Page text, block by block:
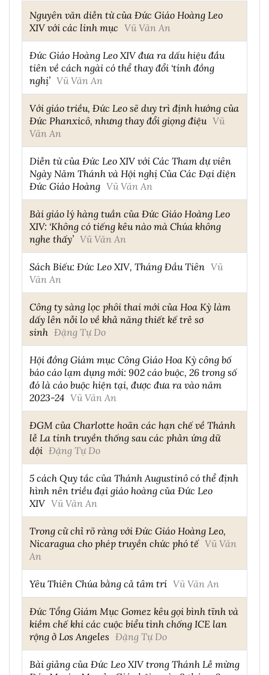
Nguyên văn diễn từ của Đức Giáo Hoàng Leo
XIV với các linh mục Vũ Văn An
Đức Giáo Hoàng Leo XIV đưa ra dấu hiệu đầu
tiên về cách ngài có thể thay đổi ‘tính đồng
nghị’ Vũ Văn An
Với giáo triều, Đức Leo sẽ duy trì định hướng của
Đức Phanxicô, nhưng thay đổi giọng điệu Vũ
Văn An
Diễn từ của Đức Leo XIV với Các Tham dự viên
Ngày Năm Thánh và Hội nghị Của Các Đại diện
Đức Giáo Hoàng Vũ Văn An
Bài giáo lý hàng tuần của Đức Giáo Hoàng Leo
XIV: ‘Không có tiếng kêu nào mà Chúa không
nghe thấy’ Vũ Văn An
Sách Biếu: Đức Leo XIV, Tháng Đầu Tiên Vũ
Văn An
Công ty sàng lọc phôi thai mới của Hoa Kỳ làm
dấy lên nỗi lo về khả năng thiết kế trẻ sơ
sinh Đặng Tự Do
Hội đồng Giám mục Công Giáo Hoa Kỳ công bố
báo cáo lạm dụng mới: 902 cáo buộc, 26 trong số
đó là cáo buộc hiện tại, được đưa ra vào năm
2023-24 Vũ Văn An
ĐGM của Charlotte hoãn các hạn chế về Thánh
lễ La tinh truyền thống sau các phản ứng dữ
dội Đặng Tự Do
5 cách Quy tắc của Thánh Augustinô có thể định
hình nên triều đại giáo hoàng của Đức Leo
XIV Vũ Văn An
Trong cử chỉ rõ ràng với Đức Giáo Hoàng Leo,
Nicaragua cho phép truyền chức phó tế Vũ Văn
An
Yêu Thiên Chúa bằng cả tâm trí Vũ Văn An
Đức Tổng Giám Mục Gomez kêu gọi bình tĩnh và
kiềm chế khi các cuộc biểu tình chống ICE lan
rộng ở Los Angeles Đặng Tự Do
Bài giảng của Đức Leo XIV trong Thánh Lễ mừng